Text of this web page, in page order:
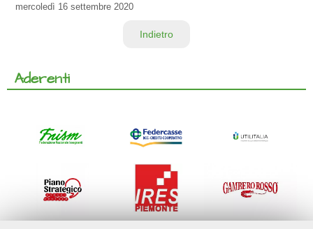
mercoledì 16 settembre 2020
Indietro
Aderenti